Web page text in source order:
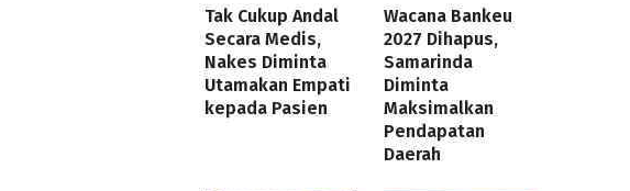
Tak Cukup Andal
Secara Medis,
Nakes Diminta
Utamakan Empati
kepada Pasien
Wacana Bankeu
2027 Dihapus,
Samarinda
Diminta
Maksimalkan
Pendapatan
Daerah